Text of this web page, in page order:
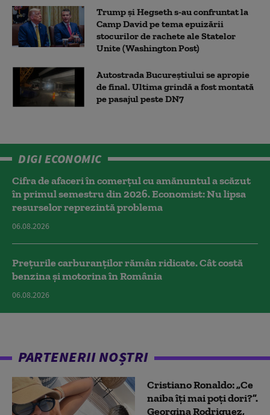
Trump şi Hegseth s-au confruntat la
Camp David pe tema epuizării
stocurilor de rachete ale Statelor
Unite (Washington Post)
Autostrada Bucureștiului se apropie
de final. Ultima grindă a fost montată
pe pasajul peste DN7
DIGI ECONOMIC
Cifra de afaceri în comerțul cu amănuntul a scăzut
în primul semestru din 2026. Economist: Nu lipsa
resurselor reprezintă problema
06.08.2026
Prețurile carburanților rămân ridicate. Cât costă
benzina și motorina în România
06.08.2026
PARTENERII NOȘTRI
Cristiano Ronaldo: „Ce
naiba îți mai poți dori?”.
Georgina Rodriguez,